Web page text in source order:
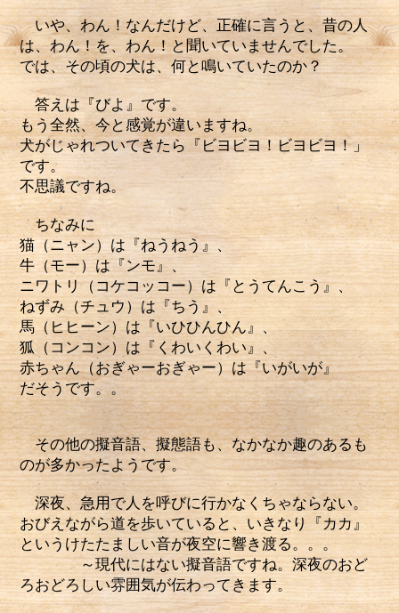
いや、わん！なんだけど、正確に言うと、昔の人
は、わん！を、わん！と聞いていませんでした。
では、その頃の犬は、何と鳴いていたのか？
答えは『びよ』です。
もう全然、今と感覚が違いますね。
犬がじゃれついてきたら『ビヨビヨ！ビヨビヨ！」
です。
不思議ですね。
ちなみに
猫（ニャン）は『ねうねう』、
牛（モー）は『ンモ』、
ニワトリ（コケコッコー）は『とうてんこう』、
ねずみ（チュウ）は『ちう』、
馬（ヒヒーン）は『いひひんひん』、
狐（コンコン）は『くわいくわい』、
赤ちゃん（おぎゃーおぎゃー）は『いがいが』
だそうです。。
その他の擬音語、擬態語も、なかなか趣のあるも
のが多かったようです。
深夜、急用で人を呼びに行かなくちゃならない。
おびえながら道を歩いていると、いきなり『カカ』
というけたたましい音が夜空に響き渡る。。。
～現代にはない擬音語ですね。深夜のおど
ろおどろしい雰囲気が伝わってきます。